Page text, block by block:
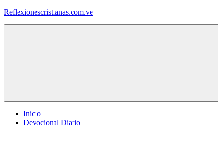
Saltar
Reflexionescristianas.com.ve
Inicio
Devocional Diario